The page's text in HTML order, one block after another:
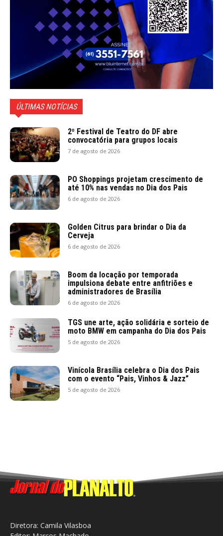
ÚLTIMAS NOTÍCIAS
2º Festival de Teatro do DF abre
convocatória para grupos locais
7 de agosto de 2026
PO Shoppings projetam crescimento de
até 10% nas vendas no Dia dos Pais
6 de agosto de 2026
Golden Citrus para brindar o Dia da
Cerveja
6 de agosto de 2026
Boom da locação por temporada
impulsiona debate entre anfitriões e
administradores de Brasília
6 de agosto de 2026
TGS une arte, ação solidária e sorteio de
moto BMW em campanha do Dia dos Pais
5 de agosto de 2026
Vinícola Brasília celebra o Dia dos Pais
com o evento “Pais, Vinhos & Jazz”
5 de agosto de 2026
Diretora: Camila Vilasboa